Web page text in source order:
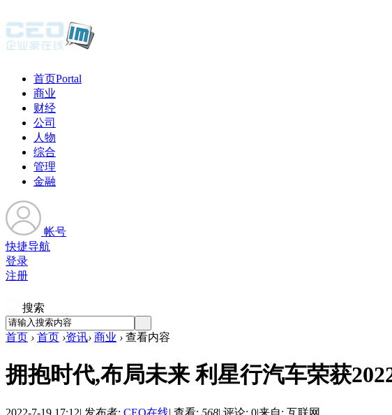
首页Portal
商业
财经
公司
人物
综合
管理
金融
帐号
快捷导航
登录
注册
搜索
首页 › 首页 ›资讯› 商业 › 查看内容
拥抱时代,布局未来 利星行汽车荣获
2022-7-19 17:12| 发布者: CEO在线| 查看: 568| 评论: 0|来自: 互联网